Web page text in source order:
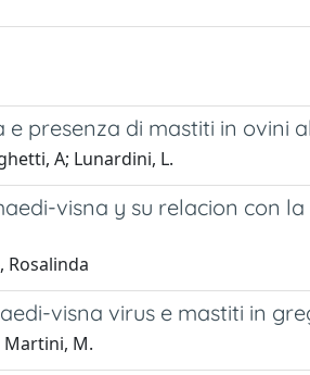
presenza di mastiti in ovini
A; Lunardini, L.
visna y su relacion con
Rosalinda
visna virus e mastiti in
Martini, M.